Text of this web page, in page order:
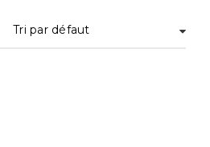
Tri par défaut